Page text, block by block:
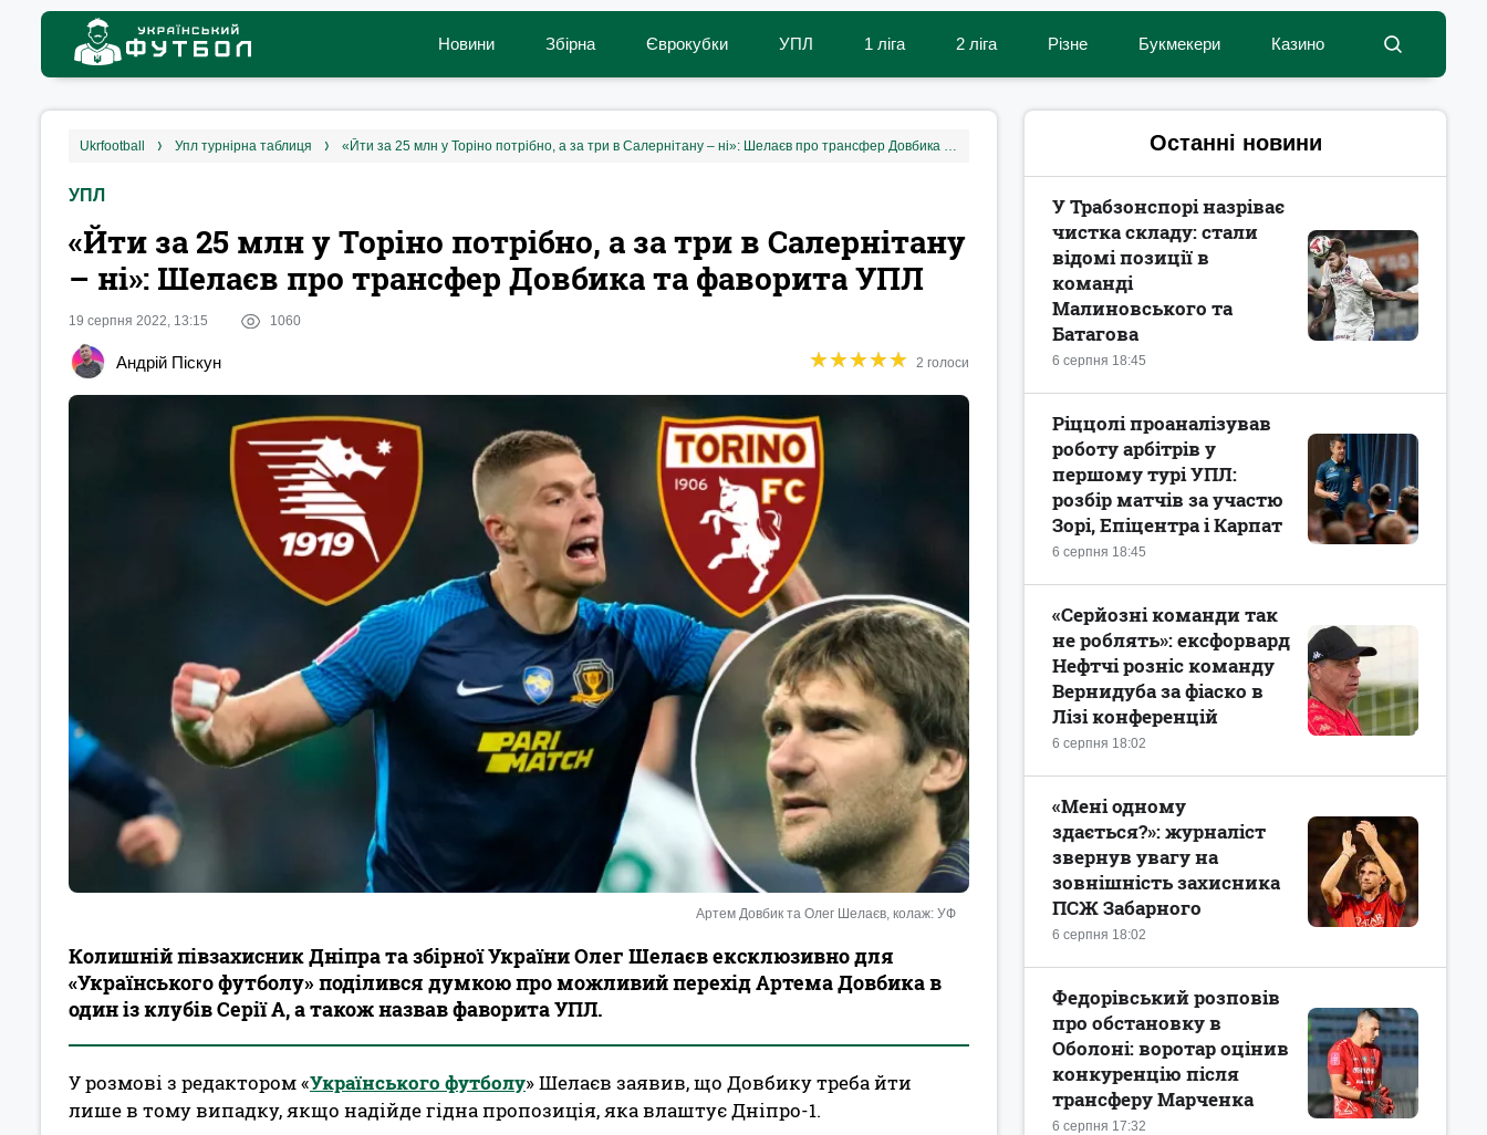
Новини Збірна Єврокубки УПЛ 1 ліга 2 ліга Різне Букмекери Казино
ukrfootball упл турнірна таблиця «Йти за 25 млн у Торіно потрібно, а за три в Салернітану – ні»: Шелаєв про трансфер Довбика та фаворита УПЛ
УПЛ
«Йти за 25 млн у Торіно потрібно, а за три в Салернітану
– ні»: Шелаєв про трансфер Довбика та фаворита УПЛ
19 серпня 2022, 13:15 1060
Андрій Піскун ★★★★★
★★★★★ 2 голоси
Артем Довбик та Олег Шелаєв, колаж: УФ
Колишній півзахисник Дніпра та збірної України Олег Шелаєв ексклюзивно для
«Українського футболу» поділився думкою про можливий перехід Артема Довбика в
один із клубів Серії А, а також назвав фаворита УПЛ.
У розмові з редактором «Українського футболу» Шелаєв заявив, що Довбику треба йти
лише в тому випадку, якщо надійде гідна пропозиція, яка влаштує Дніпро-1.
Останні новини
6 серпня 18:45
У Трабзонспорі назріває
чистка складу: стали
відомі позиції в
команді
Малиновського та
Батагова
6 серпня 18:45
Ріццолі проаналізував
роботу арбітрів у
першому турі УПЛ:
розбір матчів за участю
Зорі, Епіцентра і Карпат
6 серпня 18:02
«Серйозні команди так
не роблять»: ексфорвард
Нефтчі розніс команду
Вернидуба за фіаско в
Лізі конференцій
6 серпня 18:02
«Мені одному
здається?»: журналіст
звернув увагу на
зовнішність захисника
ПСЖ Забарного
6 серпня 17:32
Федорівський розповів
про обстановку в
Оболоні: воротар оцінив
конкуренцію після
трансферу Марченка